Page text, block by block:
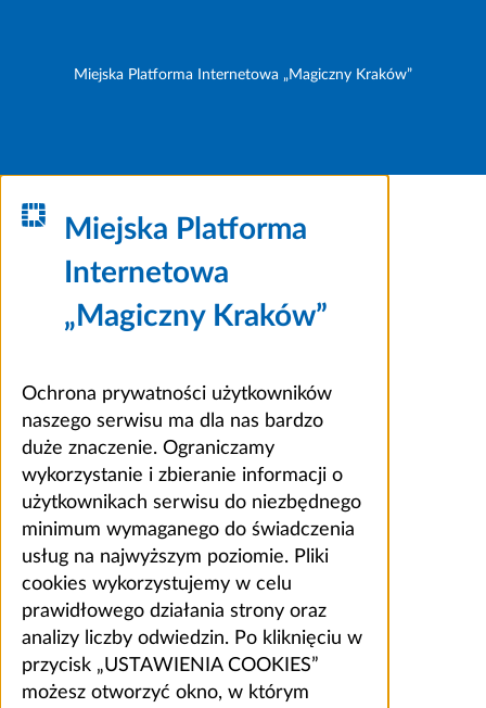
Miejska Platforma Internetowa „Magiczny Kraków”
Miejska Platforma
Internetowa
„Magiczny Kraków”
Ochrona prywatności użytkowników
naszego serwisu ma dla nas bardzo
duże znaczenie. Ograniczamy
wykorzystanie i zbieranie informacji o
użytkownikach serwisu do niezbędnego
minimum wymaganego do świadczenia
usług na najwyższym poziomie. Pliki
cookies wykorzystujemy w celu
prawidłowego działania strony oraz
analizy liczby odwiedzin. Po kliknięciu w
przycisk „USTAWIENIA COOKIES”
możesz otworzyć okno, w którym